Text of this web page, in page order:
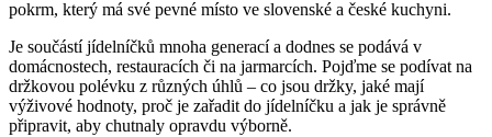
pokrm, který má své pevné místo ve slovenské a české kuchyni.
Je součástí jídelníčků mnoha generací a dodnes se podává v
domácnostech, restauracích či na jarmarcích. Pojďme se podívat na
držkovou polévku z různých úhlů – co jsou držky, jaké mají
výživové hodnoty, proč je zařadit do jídelníčku a jak je správně
připravit, aby chutnaly opravdu výborně.